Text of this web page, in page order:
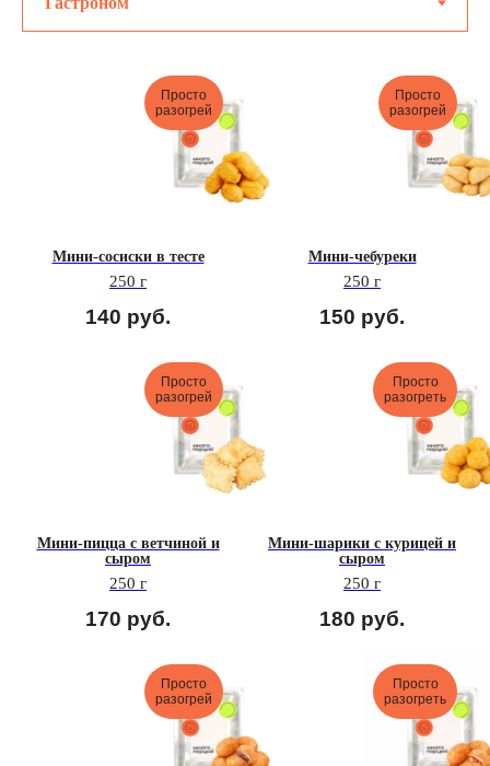
Просто
разогрей
Мини-сосиски в тесте
250 г
140 руб.
Просто
разогрей
Мини-чебуреки
250 г
150 руб.
Просто
разогрей
Мини-пицца с ветчиной и
сыром
250 г
170 руб.
Просто
разогреть
Мини-шарики с курицей и
сыром
250 г
180 руб.
Просто
разогрей
Просто
разогреть